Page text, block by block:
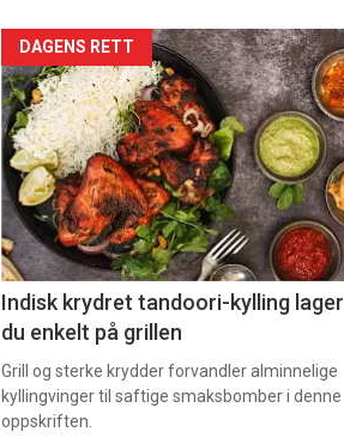
Artikler
detail
-
section
11
DAGENS RETT
Indisk krydret tandoori-kylling lager
du enkelt på grillen
Grill og sterke krydder forvandler alminnelige
kyllingvinger til saftige smaksbomber i denne
oppskriften.